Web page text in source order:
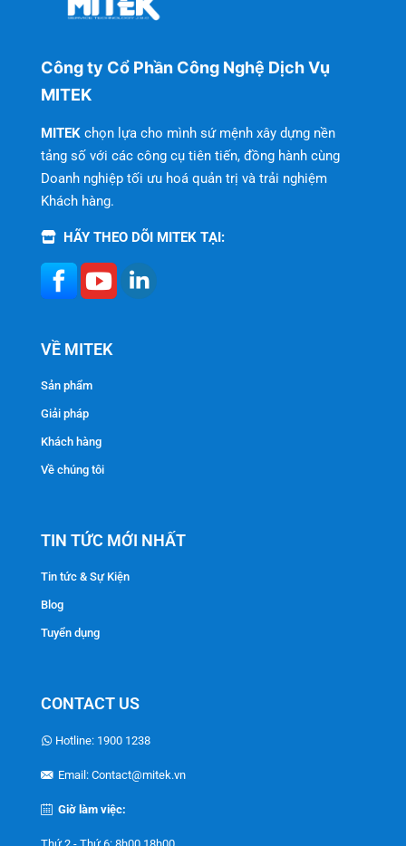
Công ty Cổ Phần Công Nghệ Dịch Vụ
MITEK
MITEK chọn lựa cho mình sứ mệnh xây dựng nền
tảng số với các công cụ tiên tiến, đồng hành cùng
Doanh nghiệp tối ưu hoá quản trị và trải nghiệm
Khách hàng.
HÃY THEO DÕI MITEK TẠI:
VỀ MITEK
Sản phẩm
Giải pháp
Khách hàng
Về chúng tôi
TIN TỨC MỚI NHẤT
Tin tức & Sự Kiện
Blog
Tuyển dụng
CONTACT US
Hotline: 1900 1238
Email: Contact@mitek.vn
Giờ làm việc: